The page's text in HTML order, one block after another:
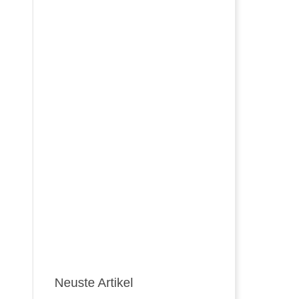
Neuste Artikel